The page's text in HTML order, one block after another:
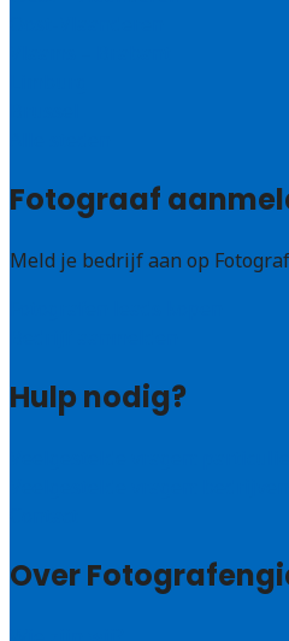
Fotograaf
Meld je bedrijf aan op
Hulp nodig?
Over